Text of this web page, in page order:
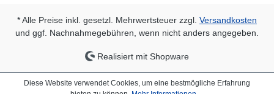
* Alle Preise inkl. gesetzl. Mehrwertsteuer zzgl. Versandkosten
und ggf. Nachnahmegebühren, wenn nicht anders angegeben.
Realisiert mit Shopware
Diese Website verwendet Cookies, um eine bestmögliche Erfahrung